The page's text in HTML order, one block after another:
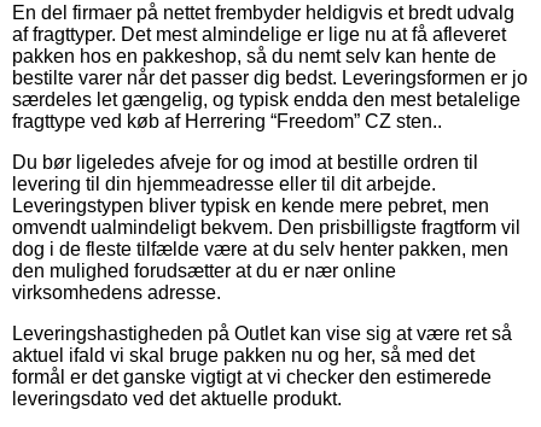
En del firmaer på nettet frembyder heldigvis et bredt udvalg
af fragttyper. Det mest almindelige er lige nu at få afleveret
pakken hos en pakkeshop, så du nemt selv kan hente de
bestilte varer når det passer dig bedst. Leveringsformen er jo
særdeles let gængelig, og typisk endda den mest betalelige
fragttype ved køb af Herrering “Freedom” CZ sten..
Du bør ligeledes afveje for og imod at bestille ordren til
levering til din hjemmeadresse eller til dit arbejde.
Leveringstypen bliver typisk en kende mere pebret, men
omvendt ualmindeligt bekvem. Den prisbilligste fragtform vil
dog i de fleste tilfælde være at du selv henter pakken, men
den mulighed forudsætter at du er nær online
virksomhedens adresse.
Leveringshastigheden på Outlet kan vise sig at være ret så
aktuel ifald vi skal bruge pakken nu og her, så med det
formål er det ganske vigtigt at vi checker den estimerede
leveringsdato ved det aktuelle produkt.